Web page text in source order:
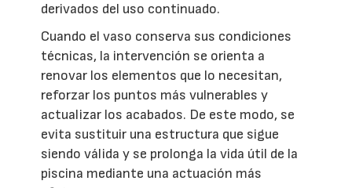
derivados del uso continuado.
Cuando el vaso conserva sus condiciones
técnicas, la intervención se orienta a
renovar los elementos que lo necesitan,
reforzar los puntos más vulnerables y
actualizar los acabados. De este modo, se
evita sustituir una estructura que sigue
siendo válida y se prolonga la vida útil de la
piscina mediante una actuación más